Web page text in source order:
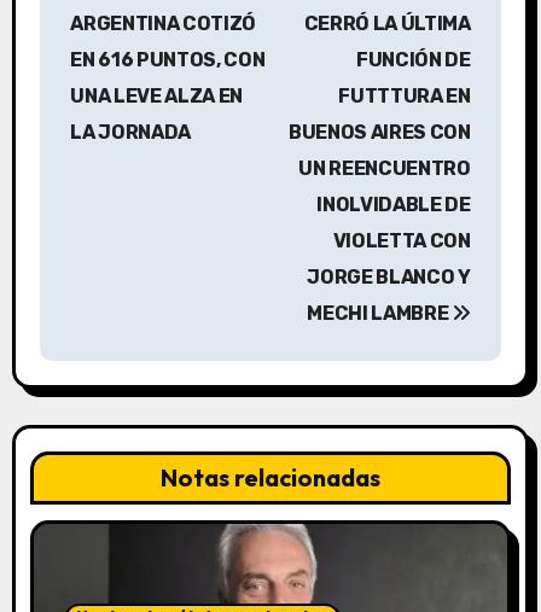
ó
n
d
e
ARGENTINA COTIZÓ
EN 616 PUNTOS, CON
UNA LEVE ALZA EN
LA JORNADA
CERRÓ LA ÚLTIMA
FUNCIÓN DE
FUTTTURA EN
BUENOS AIRES CON
UN REENCUENTRO
INOLVIDABLE DE
VIOLETTA CON
JORGE BLANCO Y
MECHI LAMBRE
Notas relacionadas